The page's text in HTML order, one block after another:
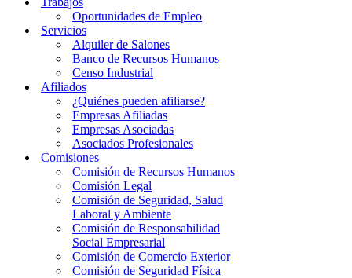
Oportunidades de Empleo
Servicios
Alquiler de Salones
Banco de Recursos Humanos
Censo Industrial
Afiliados
¿Quiénes pueden afiliarse?
Empresas Afiliadas
Empresas Asociadas
Asociados Profesionales
Comisiones
Comisión de Recursos Humanos
Comisión Legal
Comisión de Seguridad, Salud
Laboral y Ambiente
Comisión de Responsabilidad
Social Empresarial
Comisión de Comercio Exterior
Comisión de Seguridad Física